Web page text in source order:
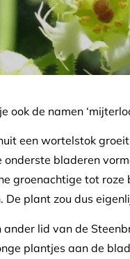
de namen
een wortelstok
bladeren
groenachtige tot
plant zou dus
lid van de
plantjes aan de